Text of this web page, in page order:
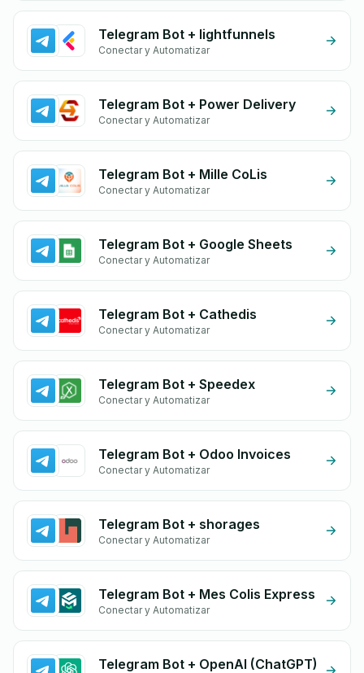
Telegram Bot + lightfunnels
Conectar y Automatizar
Telegram Bot + Power Delivery
Conectar y Automatizar
Telegram Bot + Mille CoLis
Conectar y Automatizar
Telegram Bot + Google Sheets
Conectar y Automatizar
Telegram Bot + Cathedis
Conectar y Automatizar
Telegram Bot + Speedex
Conectar y Automatizar
Telegram Bot + Odoo Invoices
Conectar y Automatizar
Telegram Bot + shorages
Conectar y Automatizar
Telegram Bot + Mes Colis Express
Conectar y Automatizar
Telegram Bot + OpenAI (ChatGPT)